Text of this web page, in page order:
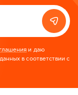
и даю
в соответствии с